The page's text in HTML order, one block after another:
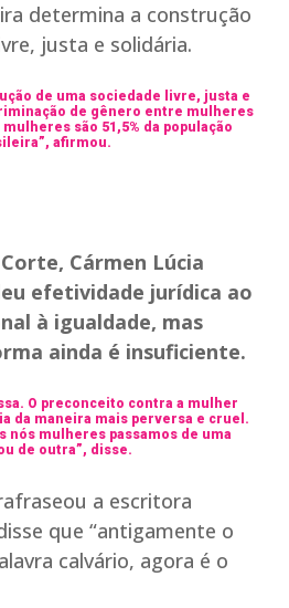
determina a construção
justa e solidária.
de uma sociedade livre, justa e
de gênero entre mulheres
são 51,5% da população
afirmou.
Cármen Lúcia
efetividade jurídica ao
à igualdade, mas
ainda é insuficiente.
O preconceito contra a mulher
da maneira mais perversa e cruel.
nós mulheres passamos de uma
de outra”, disse.
a escritora
que “antigamente o
calvário, agora é o